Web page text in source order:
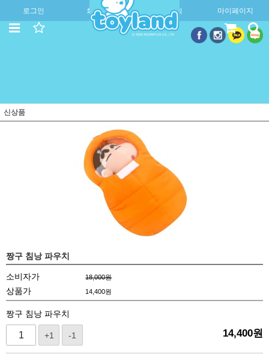
로그인 회원가입 주문조회 마이페이지
신상품
짱구 침낭 파우치
소비자가 18,000원
상품가 14,400원
짱구 침낭 파우치
+1 -1 14,400원